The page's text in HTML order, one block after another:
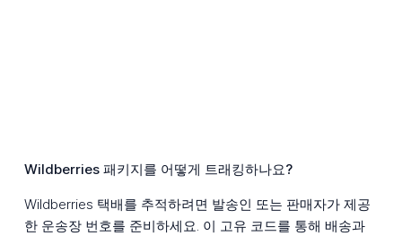
Wildberries 패키지를 어떻게 트래킹하나요?
Wildberries 택배를 추적하려면 발송인 또는 판매자가 제공
한 운송장 번호를 준비하세요. 이 고유 코드를 통해 배송과